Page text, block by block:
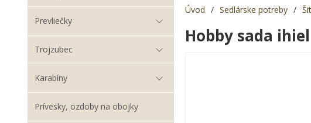
Prevliečky
Trojzubec
Karabíny
Prívesky, ozdoby na obojky
Úvod / Sedlárske potreby /
Hobby sada